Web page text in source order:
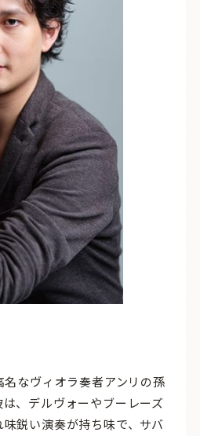
なヴィオラ奏者アンリの孫
、デルヴォーやブーレーズ
鋭い演奏が持ち味で、サバ